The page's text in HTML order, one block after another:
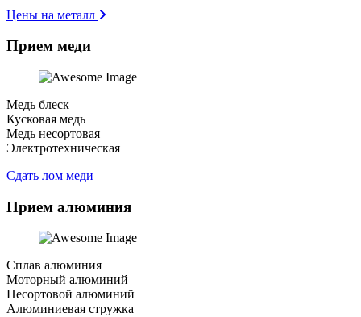
Цены на металл
Прием меди
Медь блеск
Кусковая медь
Медь несортовая
Электротехническая
Сдать лом меди
Прием алюминия
Сплав алюминия
Моторный алюминий
Несортовой алюминий
Алюминиевая стружка